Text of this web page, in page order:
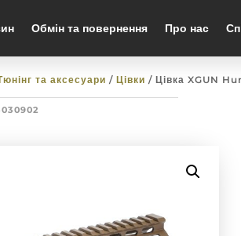
Обмін та повернення Про нас
та аксесуари / Цівки / Цівка XGUN